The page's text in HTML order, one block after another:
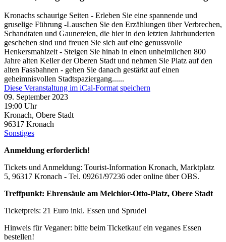
Kronachs schaurige Seiten - Erleben Sie eine spannende und
gruselige Führung -Lauschen Sie den Erzählungen über Verbrechen,
Schandtaten und Gaunereien, die hier in den letzten Jahrhunderten
geschehen sind und freuen Sie sich auf eine genussvolle
Henkersmahlzeit - Steigen Sie hinab in einen unheimlichen 800
Jahre alten Keller der Oberen Stadt und nehmen Sie Platz auf den
alten Fassbahnen - gehen Sie danach gestärkt auf einen
geheimnisvollen Stadtspaziergang......
Diese Veranstaltung im iCal-Format speichern
09. September 2023
19:00 Uhr
Kronach, Obere Stadt
96317 Kronach
Sonstiges
Anmeldung erforderlich!
Tickets und Anmeldung: Tourist-Information Kronach, Marktplatz
5, 96317 Kronach - Tel. 09261/97236 oder online über OBS.
Treffpunkt: Ehrensäule am Melchior-Otto-Platz, Obere Stadt
Ticketpreis: 21 Euro inkl. Essen und Sprudel
Hinweis für Veganer: bitte beim Ticketkauf ein veganes Essen
bestellen!